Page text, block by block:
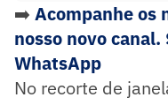
➡️ Acompanhe os
nosso novo canal.
WhatsApp
No recorte de